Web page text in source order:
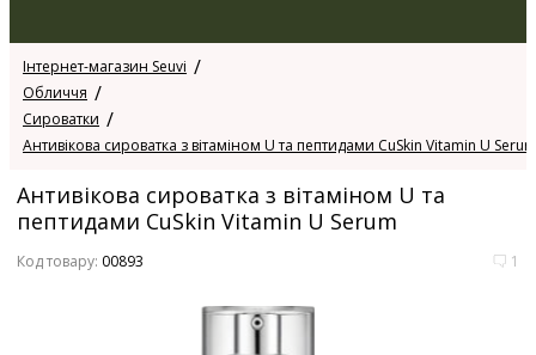
Інтернет-магазин Seuvi
Обличчя
Сироватки
Антивікова сироватка з вітаміном U та пептидами CuSkin Vitamin U Serum
Антивікова сироватка з вітаміном U та
пептидами CuSkin Vitamin U Serum
Код товару: 00893 1